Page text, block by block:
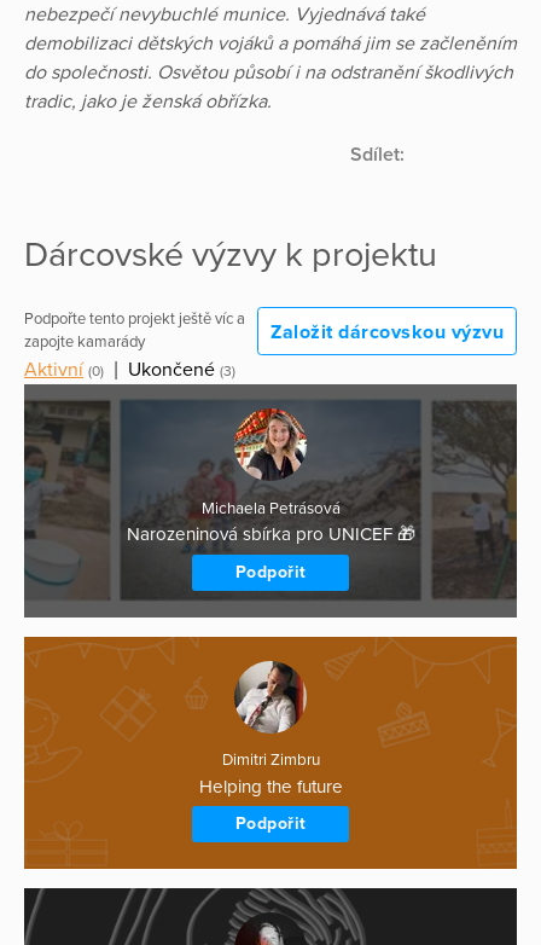
nebezpečí nevybuchlé munice. Vyjednává také
demobilizaci dětských vojáků a pomáhá jim se začleněním
do společnosti. Osvětou působí i na odstranění škodlivých
tradic, jako je ženská obřízka.
Sdílet:
Dárcovské výzvy k projektu
Podpořte tento projekt ještě víc a
zapojte kamarády
Založit dárcovskou výzvu
Aktivní (0) Ukončené (3)
Michaela Petrásová
Narozeninová sbírka pro UNICEF 🎁
Podpořit
Dimitri Zimbru
Helping the future
Podpořit